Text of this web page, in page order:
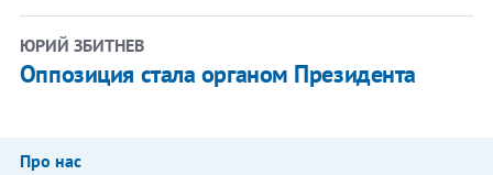
ЮРИЙ ЗБИТНЕВ
Оппозиция стала органом Президента
Про нас